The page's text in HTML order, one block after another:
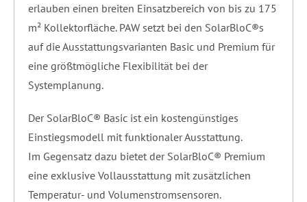
erlauben einen breiten Einsatzbereich von bis zu 175
m² Kollektorfläche. PAW setzt bei den SolarBloC®s
auf die Ausstattungsvarianten Basic und Premium für
eine größtmögliche Flexibilität bei der
Systemplanung.
Der SolarBloC® Basic ist ein kostengünstiges
Einstiegsmodell mit funktionaler Ausstattung.
Im Gegensatz dazu bietet der SolarBloC® Premium
eine exklusive Vollausstattung mit zusätzlichen
Temperatur- und Volumenstromsensoren.